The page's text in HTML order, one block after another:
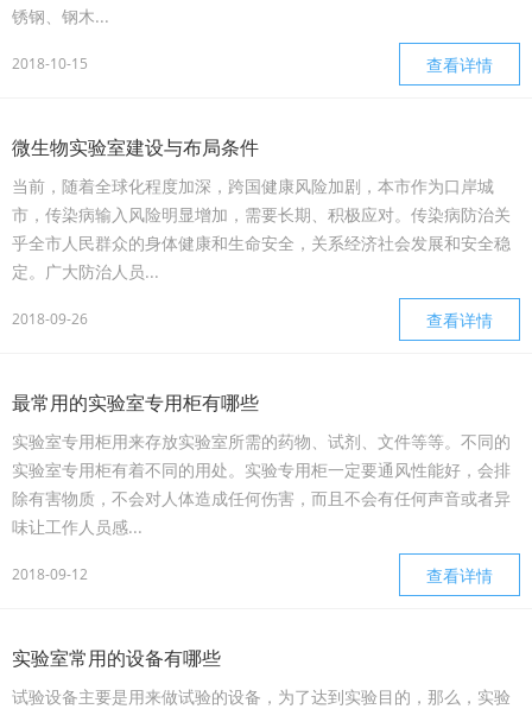
锈钢、钢木...
2018-10-15 查看详情
微生物实验室建设与布局条件
当前，随着全球化程度加深，跨国健康风险加剧，本市作为口岸城
市，传染病输入风险明显增加，需要长期、积极应对。传染病防治关
乎全市人民群众的身体健康和生命安全，关系经济社会发展和安全稳
定。广大防治人员...
2018-09-26 查看详情
最常用的实验室专用柜有哪些
实验室专用柜用来存放实验室所需的药物、试剂、文件等等。不同的
实验室专用柜有着不同的用处。实验专用柜一定要通风性能好，会排
除有害物质，不会对人体造成任何伤害，而且不会有任何声音或者异
味让工作人员感...
2018-09-12 查看详情
实验室常用的设备有哪些
试验设备主要是用来做试验的设备，为了达到实验目的，那么，实验